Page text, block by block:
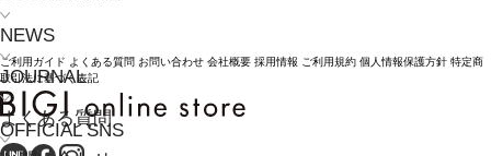
NEWS
JOURNAL
よくある質問
ご利用ガイド よくある質問 お問い合わせ 会社概要 採用情報 ご利用規約 個人情報保護方針 特定商
取引法に基づく表記
OFFICIAL SNS